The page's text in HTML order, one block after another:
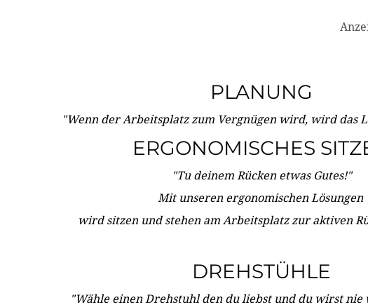
PLANUNG
"Wenn der Arbeitsplatz zum Vergnügen wird, wird das
ERGONOMISCHES
"Tu deinem Rücken etwas Gutes!"
Mit unseren ergonomischen Lösungen
wird sitzen und stehen am Arbeitsplatz zur aktiven
DREHSTÜHLE
"Wähle einen Drehstuhl den du liebst und du wirst